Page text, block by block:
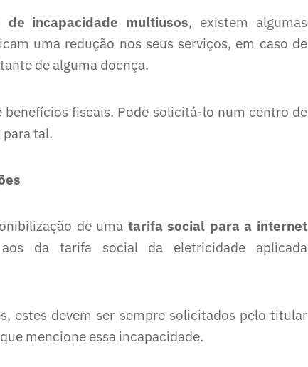
de incapacidade multiusos, existem algumas
uma redução nos seus serviços, em caso de
de alguma doença.
fiscais. Pode solicitá-lo num centro de
para tal.
de uma tarifa social para a internet
da tarifa social da eletricidade aplicada
estes devem ser sempre solicitados pelo titular
mencione essa incapacidade.